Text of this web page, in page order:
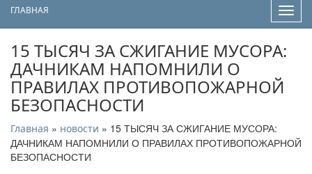
ГЛАВНАЯ
15 ТЫСЯЧ ЗА СЖИГАНИЕ МУСОРА:
ДАЧНИКАМ НАПОМНИЛИ О
ПРАВИЛАХ ПРОТИВОПОЖАРНОЙ
БЕЗОПАСНОСТИ
Главная » новости » 15 ТЫСЯЧ ЗА СЖИГАНИЕ МУСОРА:
ДАЧНИКАМ НАПОМНИЛИ О ПРАВИЛАХ ПРОТИВОПОЖАРНОЙ
БЕЗОПАСНОСТИ